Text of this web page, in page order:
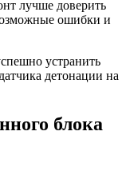
лучше доверить
ошибки и
устранить
детонации на
блока